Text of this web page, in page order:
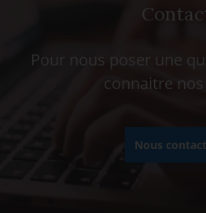
Pour nous poser une
connaitre
Nous